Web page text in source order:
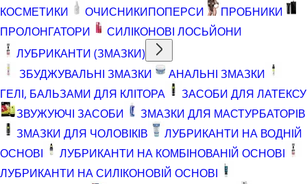
КОСМЕТИКИ
ОЧИСНИКИПОПЕРСИ
ПРОБНИКИ
ПРОЛОНГАТОРИ
СИЛІКОНОВІ ЛОСЬЙОНИ
ЛУБРИКАНТИ (ЗМАЗКИ)
ЗБУДЖУВАЛЬНІ ЗМАЗКИ
АНАЛЬНІ ЗМАЗКИ
ГЕЛІ, БАЛЬЗАМИ ДЛЯ КЛІТОРА
ЗАСОБИ ДЛЯ ЛАТЕКСУ
ЗВУЖУЮЧІ ЗАСОБИ
ЗМАЗКИ ДЛЯ МАСТУРБАТОРІВ
ЗМАЗКИ ДЛЯ ЧОЛОВІКІВ
ЛУБРИКАНТИ НА ВОДНІЙ
ОСНОВІ
ЛУБРИКАНТИ НА КОМБІНОВАНІЙ ОСНОВІ
ЛУБРИКАНТИ НА СИЛІКОНОВІЙ ОСНОВІ